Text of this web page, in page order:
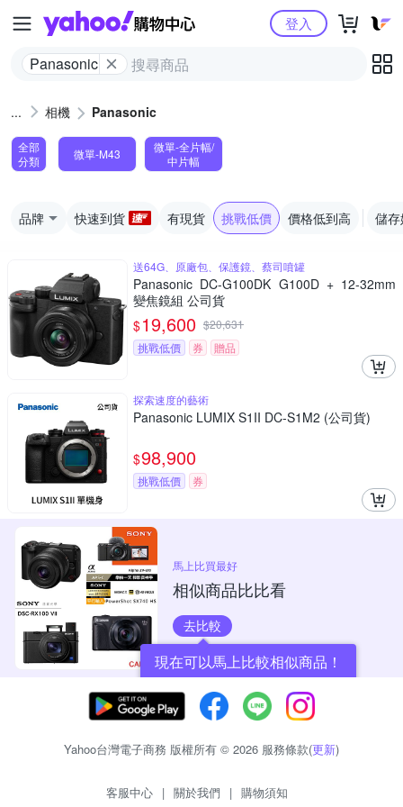
Yahoo購物中心
Panasonic
登入
相機 Panasonic
全部
分類
微單-M43
微單-全片幅/
中片幅
品牌 快速到貨 有現貨 挑戰低價 價格低到高 儲
送64G、原廠包、保護鏡、蔡司噴罐
Panasonic DC-G100DK G100D + 12-32mm
變焦鏡組 公司貨
$19,600 $20,631
挑戰低價
券 贈品
探索速度的藝術
Panasonic LUMIX S1II DC-S1M2 (公司貨)
$98,900
挑戰低價 券
馬上比買最好
相似商品比比看
去比較
現在可以馬上比較相似商品！
Yahoo台灣電子商務 版權所有 © 2026 服務條款(更新)
客服中心 | 關於我們 | 購物須知